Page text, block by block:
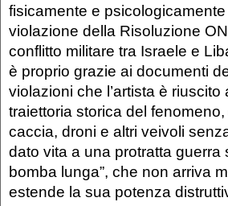
fisicamente e
violazione della Risoluzione
conflitto militare tra Israele e
è proprio grazie ai documenti
violazioni che l’artista è
traiettoria storica del
caccia, droni e altri veivoli
dato vita a una protratta guerra
bomba lunga”, che non arriva
estende la sua potenza